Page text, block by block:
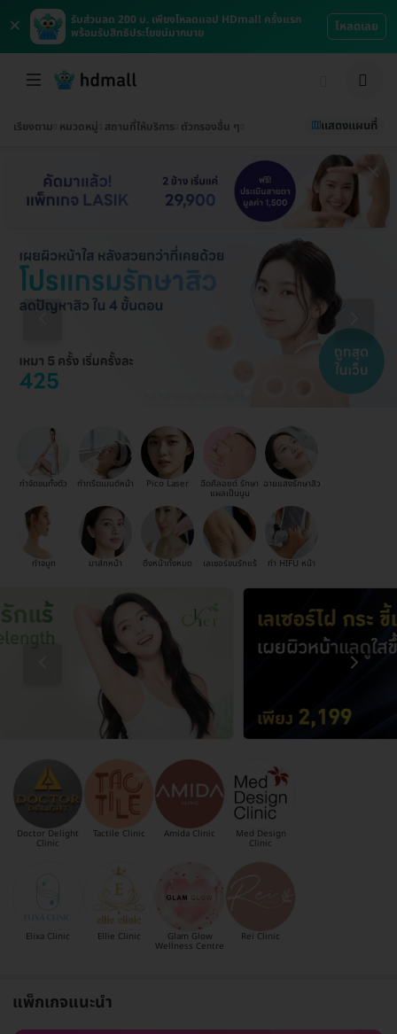
×
รับส่วนลด 200 บ. เพียงโหลดแอป HDmall ครั้งแรก
พร้อมรับสิทธิประโยชน์มากมาย
โหลดเลย
เรียงตาม หมวดหมู่ สถานที่ให้บริการ ตัวกรองอื่น ๆ แสดงแผนที่
กำจัดขนทั้งตัว ทำทรีตเมนต์หน้า Pico Laser ฉีดคีลอยด์ รักษา
แผลเป็นนูน
ฉายแสงรักษาสิว
ทำจมูก มาส์กหน้า ดึงหน้าทั้งหมด เลเซอร์ขนรักแร้ ทำ HIFU หน้า
Doctor Delight
Clinic
Tactile Clinic Amida Clinic Med Design
Clinic
Elixa Clinic Ellie Clinic Glam Glow
Wellness Centre
Rei Clinic
แพ็กเกจแนะนำ